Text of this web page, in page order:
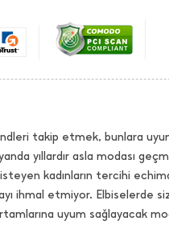
takip etmek, bunlara
yıllardır asla modası
kadınların tercihi
ihmal etmiyor. Elbiselerde
uyum sağlayacak